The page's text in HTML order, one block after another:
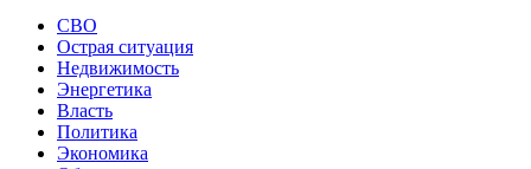
СВО
Острая ситуация
Недвижимость
Энергетика
Власть
Политика
Экономика